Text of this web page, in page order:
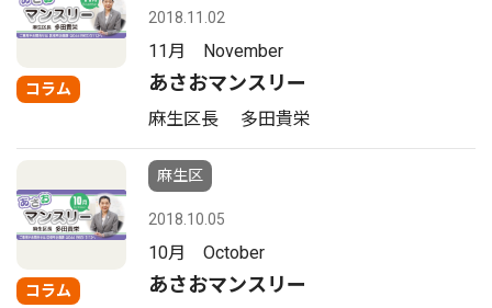
コラム
2018.11.02
11月 November
あさおマンスリー
麻生区長 多田貴栄
コラム
麻生区
2018.10.05
10月 October
あさおマンスリー